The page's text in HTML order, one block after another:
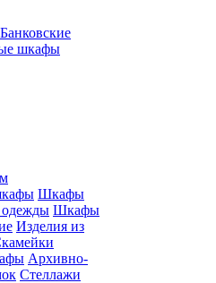
Банковские
шкафы
Шкафы
Шкафы
Изделия из
Архивно-
Стеллажи